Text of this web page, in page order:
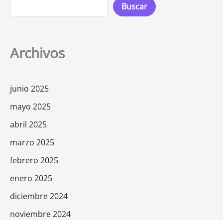
Buscar
Archivos
junio 2025
mayo 2025
abril 2025
marzo 2025
febrero 2025
enero 2025
diciembre 2024
noviembre 2024